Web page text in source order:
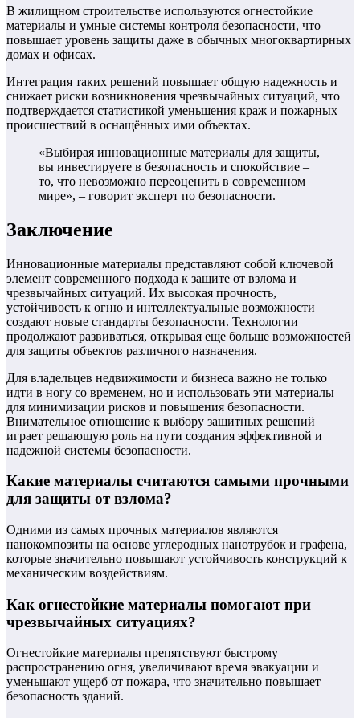
В жилищном строительстве используются огнестойкие
материалы и умные системы контроля безопасности, что
повышает уровень защиты даже в обычных многоквартирных
домах и офисах.
Интеграция таких решений повышает общую надежность и
снижает риски возникновения чрезвычайных ситуаций, что
подтверждается статистикой уменьшения краж и пожарных
происшествий в оснащённых ими объектах.
«Выбирая инновационные материалы для защиты,
вы инвестируете в безопасность и спокойствие –
то, что невозможно переоценить в современном
мире», – говорит эксперт по безопасности.
Заключение
Инновационные материалы представляют собой ключевой
элемент современного подхода к защите от взлома и
чрезвычайных ситуаций. Их высокая прочность,
устойчивость к огню и интеллектуальные возможности
создают новые стандарты безопасности. Технологии
продолжают развиваться, открывая еще больше возможностей
для защиты объектов различного назначения.
Для владельцев недвижимости и бизнеса важно не только
идти в ногу со временем, но и использовать эти материалы
для минимизации рисков и повышения безопасности.
Внимательное отношение к выбору защитных решений
играет решающую роль на пути создания эффективной и
надежной системы безопасности.
Какие материалы считаются самыми прочными
для защиты от взлома?
Одними из самых прочных материалов являются
нанокомпозиты на основе углеродных нанотрубок и графена,
которые значительно повышают устойчивость конструкций к
механическим воздействиям.
Как огнестойкие материалы помогают при
чрезвычайных ситуациях?
Огнестойкие материалы препятствуют быстрому
распространению огня, увеличивают время эвакуации и
уменьшают ущерб от пожара, что значительно повышает
безопасность зданий.